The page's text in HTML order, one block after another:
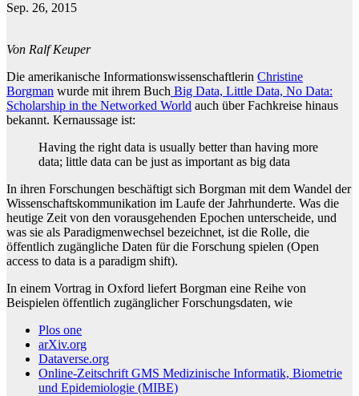
Sep. 26, 2015
Von Ralf Keuper
Die amerikanische Informationswissenschaftlerin Christine
Borgman wurde mit ihrem Buch Big Data, Little Data, No Data:
Scholarship in the Networked World auch über Fachkreise hinaus
bekannt. Kernaussage ist:
Having the right data is usually better than having more
data; little data can be just as important as big data
In ihren Forschungen beschäftigt sich Borgman mit dem Wandel der
Wissenschaftskommunikation im Laufe der Jahrhunderte. Was die
heutige Zeit von den vorausgehenden Epochen unterscheide, und
was sie als Paradigmenwechsel bezeichnet, ist die Rolle, die
öffentlich zugängliche Daten für die Forschung spielen (Open
access to data is a paradigm shift).
In einem Vortrag in Oxford liefert Borgman eine Reihe von
Beispielen öffentlich zugänglicher Forschungsdaten, wie
Plos one
arXiv.org
Dataverse.org
Online-Zeitschrift GMS Medizinische Informatik, Biometrie
und Epidemiologie (MIBE)